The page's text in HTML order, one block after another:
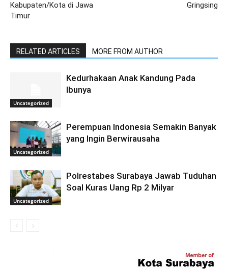
Kabupaten/Kota di Jawa
Timur
Gringsing
RELATED ARTICLES MORE FROM AUTHOR
Uncategorized
Kedurhakaan Anak Kandung Pada
Ibunya
Uncategorized
Perempuan Indonesia Semakin Banyak
yang Ingin Berwirausaha
Uncategorized
Polrestabes Surabaya Jawab Tuduhan
Soal Kuras Uang Rp 2 Milyar